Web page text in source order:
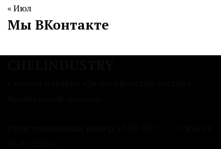
« Июл
Мы ВКонтакте